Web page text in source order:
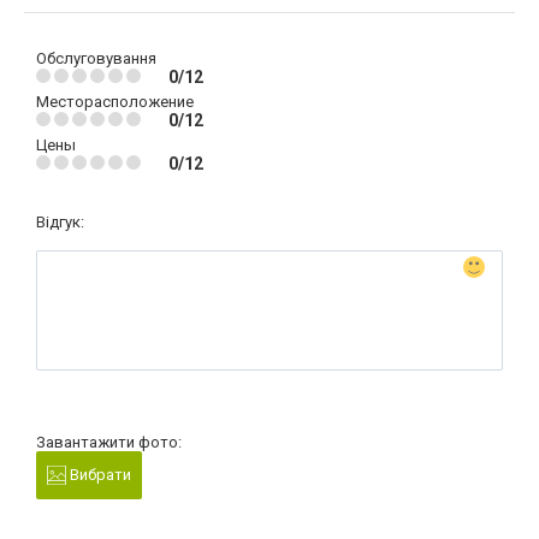
Обслуговування
0/12
Месторасположение
0/12
Цены
0/12
Відгук:
Завантажити фото:
Вибрати